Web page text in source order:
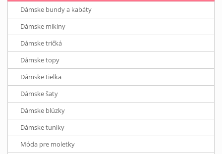
Dámske bundy a kabáty
Dámske mikiny
Dámske tričká
Dámske topy
Dámske tielka
Dámske šaty
Dámske blúzky
Dámske tuniky
Móda pre moletky